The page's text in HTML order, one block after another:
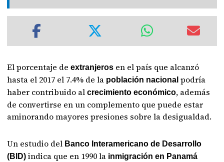
El porcentaje deextranjeros en el país que alcanzó
hasta el 2017 el 7.4% de la población nacionalpodría
haber contribuido alcrecimiento económico, además
de convertirse en un complemento que puede estar
aminorando mayores presiones sobre la desigualdad.
Un estudio del Banco Interamericano de Desarrollo
(BID)indica que en 1990 la inmigración en Panamá